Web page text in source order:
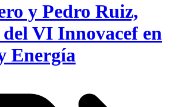
y Pedro Ruiz,
del VI Innovacef en
Energía